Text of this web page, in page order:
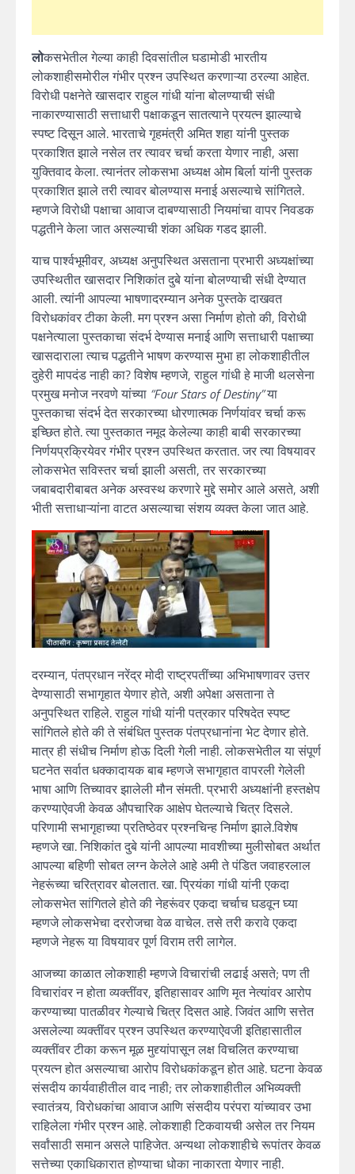
लोकसभेतील गेल्या काही दिवसांतील घडामोडी भारतीय
लोकशाहीसमोरील गंभीर प्रश्न उपस्थित करणाऱ्या ठरल्या आहेत.
विरोधी पक्षनेते खासदार राहुल गांधी यांना बोलण्याची संधी
नाकारण्यासाठी सत्ताधारी पक्षाकडून सातत्याने प्रयत्न झाल्याचे
स्पष्ट दिसून आले. भारताचे गृहमंत्री अमित शहा यांनी पुस्तक
प्रकाशित झाले नसेल तर त्यावर चर्चा करता येणार नाही, असा
युक्तिवाद केला. त्यानंतर लोकसभा अध्यक्ष ओम बिर्ला यांनी पुस्तक
प्रकाशित झाले तरी त्यावर बोलण्यास मनाई असल्याचे सांगितले.
म्हणजे विरोधी पक्षाचा आवाज दाबण्यासाठी नियमांचा वापर निवडक
पद्धतीने केला जात असल्याची शंका अधिक गडद झाली.
याच पार्श्वभूमीवर, अध्यक्ष अनुपस्थित असताना प्रभारी अध्यक्षांच्या
उपस्थितीत खासदार निशिकांत दुबे यांना बोलण्याची संधी देण्यात
आली. त्यांनी आपल्या भाषणादरम्यान अनेक पुस्तके दाखवत
विरोधकांवर टीका केली. मग प्रश्न असा निर्माण होतो की, विरोधी
पक्षनेत्याला पुस्तकाचा संदर्भ देण्यास मनाई आणि सत्ताधारी पक्षाच्या
खासदाराला त्याच पद्धतीने भाषण करण्यास मुभा हा लोकशाहीतील
दुहेरी मापदंड नाही का? विशेष म्हणजे, राहुल गांधी हे माजी थलसेना
प्रमुख मनोज नरवणे यांच्या “Four Stars of Destiny”या
पुस्तकाचा संदर्भ देत सरकारच्या धोरणात्मक निर्णयांवर चर्चा करू
इच्छित होते. त्या पुस्तकात नमूद केलेल्या काही बाबी सरकारच्या
निर्णयप्रक्रियेवर गंभीर प्रश्न उपस्थित करतात. जर त्या विषयावर
लोकसभेत सविस्तर चर्चा झाली असती, तर सरकारच्या
जबाबदारीबाबत अनेक अस्वस्थ करणारे मुद्दे समोर आले असते, अशी
भीती सत्ताधाऱ्यांना वाटत असल्याचा संशय व्यक्त केला जात आहे.
दरम्यान, पंतप्रधान नरेंद्र मोदी राष्ट्रपतींच्या अभिभाषणावर उत्तर
देण्यासाठी सभागृहात येणार होते, अशी अपेक्षा असताना ते
अनुपस्थित राहिले. राहुल गांधी यांनी पत्रकार परिषदेत स्पष्ट
सांगितले होते की ते संबंधित पुस्तक पंतप्रधानांना भेट देणार होते.
मात्र ही संधीच निर्माण होऊ दिली गेली नाही. लोकसभेतील या संपूर्ण
घटनेत सर्वात धक्कादायक बाब म्हणजे सभागृहात वापरली गेलेली
भाषा आणि तिच्यावर झालेली मौन संमती. प्रभारी अध्यक्षांनी हस्तक्षेप
करण्याऐवजी केवळ औपचारिक आक्षेप घेतल्याचे चित्र दिसले.
परिणामी सभागृहाच्या प्रतिष्ठेवर प्रश्नचिन्ह निर्माण झाले.विशेष
म्हणजे खा. निशिकांत दुबे यांनी आपल्या मावशीच्या मुलीसोबत अर्थात
आपल्या बहिणी सोबत लग्न केलेले आहे अमी ते पंडित जवाहरलाल
नेहरूंच्या चरित्रावर बोलतात. खा. प्रियंका गांधी यांनी एकदा
लोकसभेत सांगितले होते की नेहरूंवर एकदा चर्चाच घडवून घ्या
म्हणजे लोकसभेचा दररोजचा वेळ वाचेल. तसे तरी करावे एकदा
म्हणजे नेहरू या विषयावर पूर्ण विराम तरी लागेल.
आजच्या काळात लोकशाही म्हणजे विचारांची लढाई असते; पण ती
विचारांवर न होता व्यक्तींवर, इतिहासावर आणि मृत नेत्यांवर आरोप
करण्याच्या पातळीवर गेल्याचे चित्र दिसत आहे. जिवंत आणि सत्तेत
असलेल्या व्यक्तींवर प्रश्न उपस्थित करण्याऐवजी इतिहासातील
व्यक्तींवर टीका करून मूळ मुद्द्यांपासून लक्ष विचलित करण्याचा
प्रयत्न होत असल्याचा आरोप विरोधकांकडून होत आहे. घटना केवळ
संसदीय कार्यवाहीतील वाद नाही; तर लोकशाहीतील अभिव्यक्ती
स्वातंत्र्य, विरोधकांचा आवाज आणि संसदीय परंपरा यांच्यावर उभा
राहिलेला गंभीर प्रश्न आहे. लोकशाही टिकवायची असेल तर नियम
सर्वांसाठी समान असले पाहिजेत. अन्यथा लोकशाहीचे रूपांतर केवळ
सत्तेच्या एकाधिकारात होण्याचा धोका नाकारता येणार नाही.